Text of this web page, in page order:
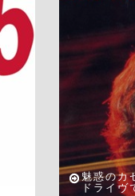
魅惑のカ
ドライヴ